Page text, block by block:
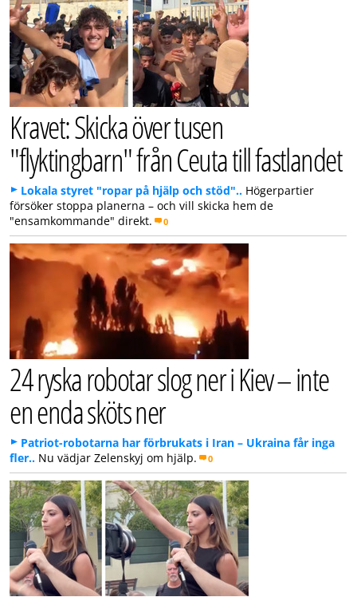
Kravet: Skicka över tusen
"flyktingbarn" från Ceuta till fastlandet
Lokala styret "ropar på hjälp och stöd".. Högerpartier
försöker stoppa planerna – och vill skicka hem de
"ensamkommande" direkt.
0
24 ryska robotar slog ner i Kiev – inte
en enda sköts ner
Patriot-robotarna har förbrukats i Iran – Ukraina får inga
fler.. Nu vädjar Zelenskyj om hjälp. 0